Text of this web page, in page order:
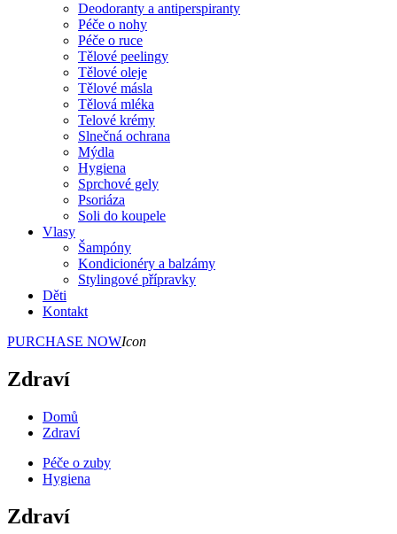
Deodoranty a antiperspiranty
Péče o nohy
Péče o ruce
Tělové peelingy
Tělové oleje
Tělové másla
Tělová mléka
Telové krémy
Slnečná ochrana
Mýdla
Hygiena
Sprchové gely
Psoriáza
Soli do koupele
Vlasy
Šampóny
Kondicionéry a balzámy
Stylingové přípravky
Děti
Kontakt
PURCHASE NOWIcon
Zdraví
Domů
Zdraví
Péče o zuby
Hygiena
Zdraví